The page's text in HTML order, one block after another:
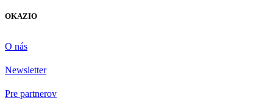
OKAZIO
O nás
Newsletter
Pre partnerov